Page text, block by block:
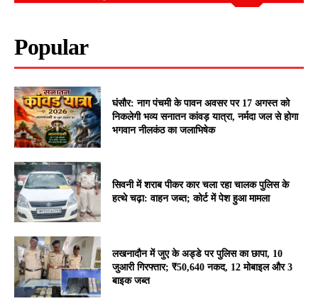
Popular
घंसौर: नाग पंचमी के पावन अवसर पर 17 अगस्त को
निकलेगी भव्य सनातन कांवड़ यात्रा, नर्मदा जल से होगा
भगवान नीलकंठ का जलाभिषेक
सिवनी में शराब पीकर कार चला रहा चालक पुलिस के
हत्थे चढ़ा: वाहन जब्त; कोर्ट में पेश हुआ मामला
लखनादौन में जुए के अड्डे पर पुलिस का छापा, 10
जुआरी गिरफ्तार; ₹50,640 नकद, 12 मोबाइल और 3
बाइक जब्त